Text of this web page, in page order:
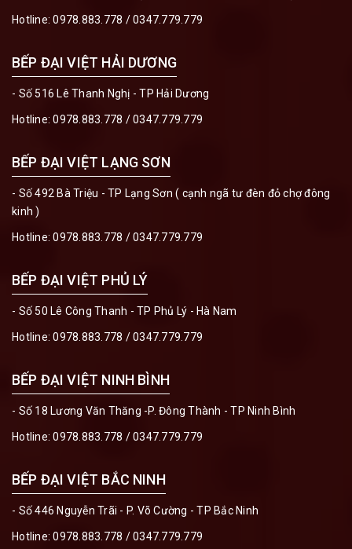
Hotline:0978.883.778 /0347.779.779
BẾP ĐẠI VIỆT HẢI DƯƠNG
- Số 516 Lê Thanh Nghị - TP Hải Dương
Hotline:0978.883.778 /0347.779.779
BẾP ĐẠI VIỆT LẠNG SƠN
- Số 492 Bà Triệu - TP Lạng Sơn ( cạnh ngã tư đèn đỏ chợ đông
kinh )
Hotline:0978.883.778 /0347.779.779
BẾP ĐẠI VIỆT PHỦ LÝ
- Số 50 Lê Công Thanh - TP Phủ Lý - Hà Nam
Hotline:0978.883.778 /0347.779.779
BẾP ĐẠI VIỆT NINH BÌNH
- Số 18 Lương Văn Thăng -P. Đông Thành - TP Ninh Bình
Hotline:0978.883.778 /0347.779.779
BẾP ĐẠI VIỆT BẮC NINH
- Số 446 Nguyễn Trãi - P. Võ Cường - TP Bắc Ninh
Hotline:0978.883.778 /0347.779.779